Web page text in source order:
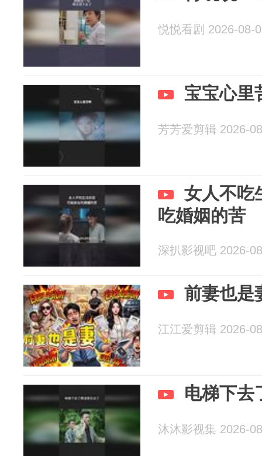
悦悦看剧 2026-08-
宝宝心里
芳芳爱剪辑 2026-
女人不吃
吃婚姻的苦
深扒影视吧 2026-
前妻也是
江江爱剪辑 2026-
电梯下去
沐沐影视集 2026-